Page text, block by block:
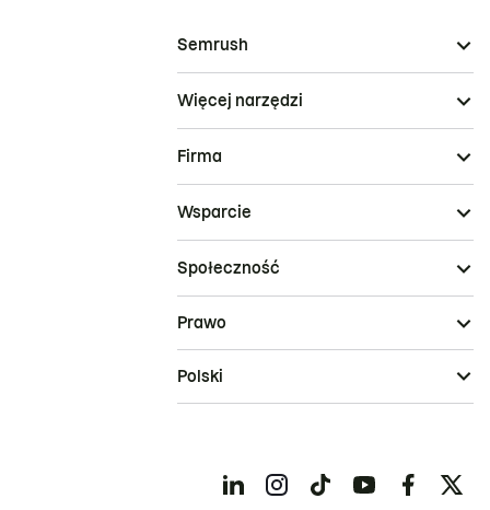
Semrush
Więcej narzędzi
Firma
Wsparcie
Społeczność
Prawo
Polski